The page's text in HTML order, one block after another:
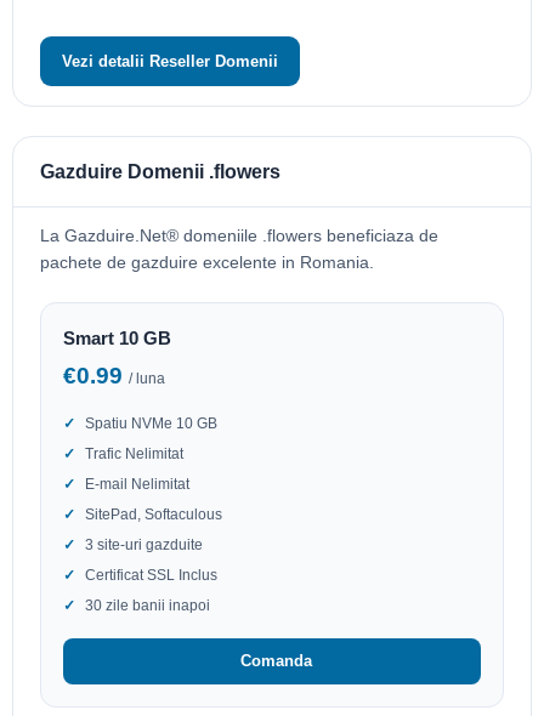
Vezi detalii Reseller Domenii
Gazduire Domenii .flowers
La Gazduire.Net® domeniile .flowers beneficiaza de
pachete de gazduire excelente in Romania.
Smart 10 GB
€0.99 / luna
Spatiu NVMe 10 GB
Trafic Nelimitat
E-mail Nelimitat
SitePad, Softaculous
3 site-uri gazduite
Certificat SSL Inclus
30 zile banii inapoi
Comanda